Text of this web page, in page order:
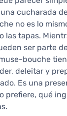
cucharada
no es lo
las tapas.
ser parte
bouche
deleitar y
Es una
prefiere, qué